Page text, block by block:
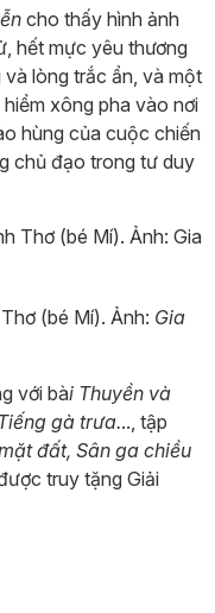
cho thấy hình ảnh
hết mực yêu thương
lòng trắc ẩn, và một
xông pha vào nơi
hùng của cuộc chiến
chủ đạo trong tư duy
(bé Mí). Ảnh: Gia
với bài Thuyền và
gà trưa..., tập
đất, Sân ga chiều
truy tặng Giải